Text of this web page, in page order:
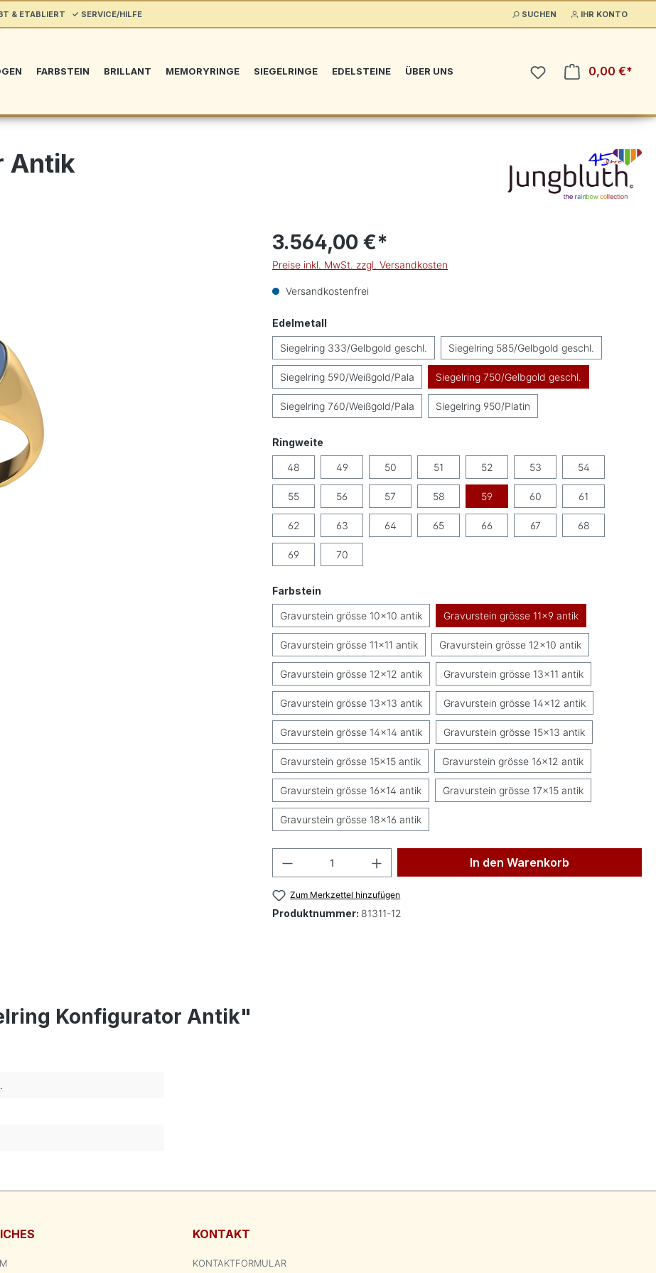
& ETABLIERT ✓ SERVICE/HILFE SUCHEN IHR KONTO
FARBSTEIN BRILLANT MEMORYRINGE SIEGELRINGE EDELSTEINE ÜBER UNS 0,00 €*
Antik
3.564,00 €*
Preise inkl. MwSt. zzgl. Versandkosten
Versandkostenfrei
Edelmetall
Siegelring 333/Gelbgold geschl. Siegelring 585/Gelbgold geschl.
Siegelring 590/Weißgold/Pala Siegelring 750/Gelbgold geschl.
Siegelring 760/Weißgold/Pala Siegelring 950/Platin
Ringweite
48 49 50 51 52 53 54
55 56 57 58 59 60 61
62 63 64 65 66 67 68
69 70
Farbstein
Gravurstein grösse 10x10 antik Gravurstein grösse 11x9 antik
Gravurstein grösse 11x11 antik Gravurstein grösse 12x10 antik
Gravurstein grösse 12x12 antik Gravurstein grösse 13x11 antik
Gravurstein grösse 13x13 antik Gravurstein grösse 14x12 antik
Gravurstein grösse 14x14 antik Gravurstein grösse 15x13 antik
Gravurstein grösse 15x15 antik Gravurstein grösse 16x12 antik
Gravurstein grösse 16x14 antik Gravurstein grösse 17x15 antik
Gravurstein grösse 18x16 antik
Produkt Anzahl: Gib den gewünschten Wert
In den Warenkorb
Zum Merkzettel hinzufügen
Produktnummer: 81311-12
Konfigurator Antik"
KONTAKT
KONTAKTFORMULAR